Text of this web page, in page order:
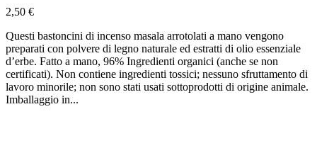
2,50 €
Questi bastoncini di incenso masala arrotolati a mano vengono
preparati con polvere di legno naturale ed estratti di olio essenziale
d’erbe. Fatto a mano, 96% Ingredienti organici (anche se non
certificati). Non contiene ingredienti tossici; nessuno sfruttamento di
lavoro minorile; non sono stati usati sottoprodotti di origine animale.
Imballaggio in...